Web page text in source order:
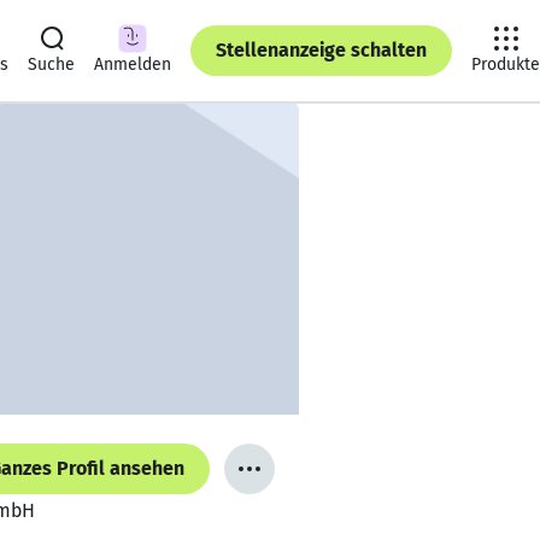
Suche Anmelden
Stellenanzeige schalten
Produkte
Profil ansehen